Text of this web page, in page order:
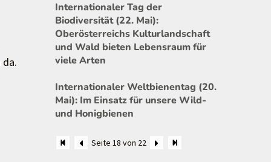
Internationaler Tag der
Biodiversität (22. Mai):
Oberösterreichs Kulturlandschaft
und Wald bieten Lebensraum für
viele Arten
Internationaler Weltbienentag (20.
Mai): Im Einsatz für unsere Wild-
und Honigbienen
Seite 18 von 22